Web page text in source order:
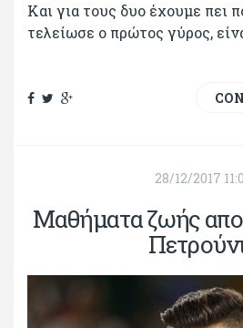
Και για τους δυο έχουμε πει
τελείωσε ο πρώτος γύρος,
28/12/2017
Μαθήματα ζωής